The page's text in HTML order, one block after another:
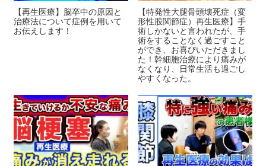
【再生医療】脳卒中の原因と
治療法について症例を用いて
お伝えします！
【特発性大腿骨頭壊死症（変
形性股関節症）再生医療】手
術しかないと言われたが、手
術をすることなく過ごすこと
ができ、お喜びいただきまし
た！幹細胞治療により痛みが
なくなり、日常生活も過ごし
やすくなった。